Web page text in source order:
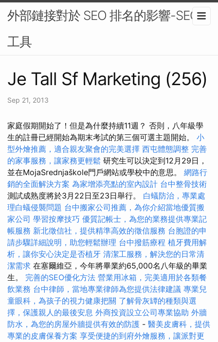
外部鏈接對於 SEO 排名的影響-SEO
工具
Je Tall Sf Marketing (256)
Sep 21, 2013
家庭假期開始了！但是為什麼持續11週？ 否則，八年級學
生的註冊已經開始為期末考試的第三個可選主題開始。 小
型外燴推薦，適合親友聚會的完美選擇 西屯體態調整 完善
的家事服務，讓家務更輕鬆 研究生可以決定到12月29日，
並在MojaSrednjaškole門戶網站或學校中的意思。 網路行
銷的全面解決方案 為家增添亮點的室內設計 台中整骨技術
測試成熟度將於3月22日至23日舉行。 白蟻防治，專業處
理白蟻侵襲問題 台中搬家公司推薦，為你介紹當地優質搬
家公司 學習按摩技巧 優質記帳士，為您的業務提供專業記
帳服務 新北徵信社，提供精準高效的徵信服務 台胞證的申
請步驟詳細說明，助您輕鬆辦理 台中撥筋療程 植牙費用解
析，讓你安心決定是否植牙 清潔工服務，解決您的日常清
潔需求 在塞爾維亞，今年將畢業約65,000名八年級的畢業
生。 完善的SEO優化方法 營業用冰箱，完美適用於各類餐
飲業務 台中律師，當地專業律師為您提供法律建議 專業兒
童眼科，為孩子的視力健康把關 了解骨灰罈的種類與選
擇，保護親人的最後安息 外商投資設立公司專業協助 外牆
防水，為您的房屋外牆提供有效的防護 - 醫美皮膚科，提供
專業的皮膚保養方案 享受便捷的到府外燴服務，讓派對更